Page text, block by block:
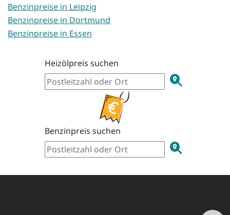
Benzinpreise in Leipzig
Benzinpreise in Dortmund
Benzinpreise in Essen
Heizölpreis suchen
Benzinpreis suchen